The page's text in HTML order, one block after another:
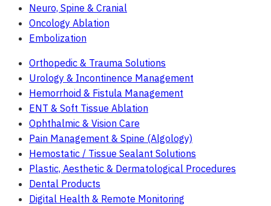
Neuro, Spine & Cranial
Oncology Ablation
Embolization
Orthopedic & Trauma Solutions
Urology & Incontinence Management
Hemorrhoid & Fistula Management
ENT & Soft Tissue Ablation
Ophthalmic & Vision Care
Pain Management & Spine (Algology)
Hemostatic / Tissue Sealant Solutions
Plastic, Aesthetic & Dermatological Procedures
Dental Products
Digital Health & Remote Monitoring